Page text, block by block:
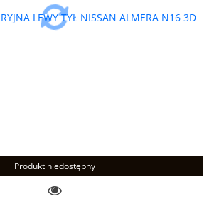
Produkt niedostępny